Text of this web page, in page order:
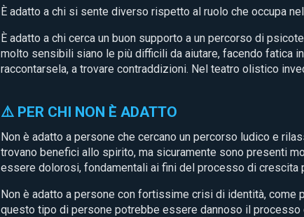
È adatto a chi si sente diverso rispetto al ruolo che occupa
È adatto a chi cerca un buon supporto a un percorso di
molto sensibili siano le più difficili da aiutare, facendo fatica
raccontarsela, a trovare contraddizioni. Nel teatro olistico
⚠️ PER CHI NON È ADATTO
Non è adatto a persone che cercano un percorso ludico e
trovano benefici allo spirito, ma sicuramente sono presenti
essere dolorosi, fondamentali ai fini del processo di crescita
Non è adatto a persone con fortissime crisi di identità,
questo tipo di persone potrebbe essere dannoso il